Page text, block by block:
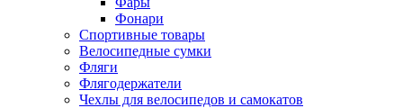
Фонари
Спортивные товары
Велосипедные сумки
Фляги
Флягодержатели
Чехлы для велосипедов и самокатов